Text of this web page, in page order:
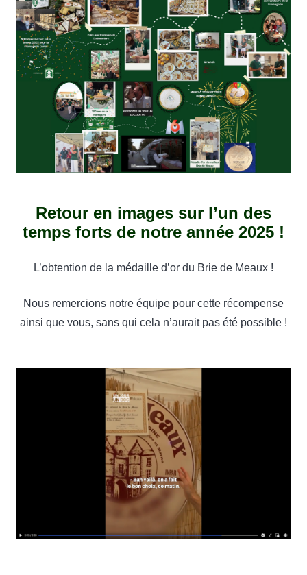
Retour en images sur l’un des
temps forts de notre année 2025 !
L’obtention de la médaille d’or du Brie de Meaux !
Nous remercions notre équipe pour cette récompense
ainsi que vous, sans qui cela n’aurait pas été possible !